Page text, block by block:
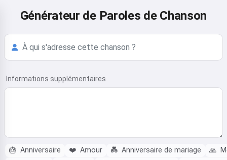
Générateur de Paroles de Chanson
Informations supplémentaires
🎂 Anniversaire ❤️ Amour 💑 Anniversaire de mariage 🙏